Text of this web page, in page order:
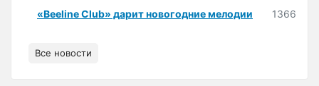
«Beeline Club» дарит новогодние мелодии
1366
Все новости